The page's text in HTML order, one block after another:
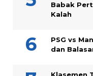
Babak
Kalah
PSG vs
dan